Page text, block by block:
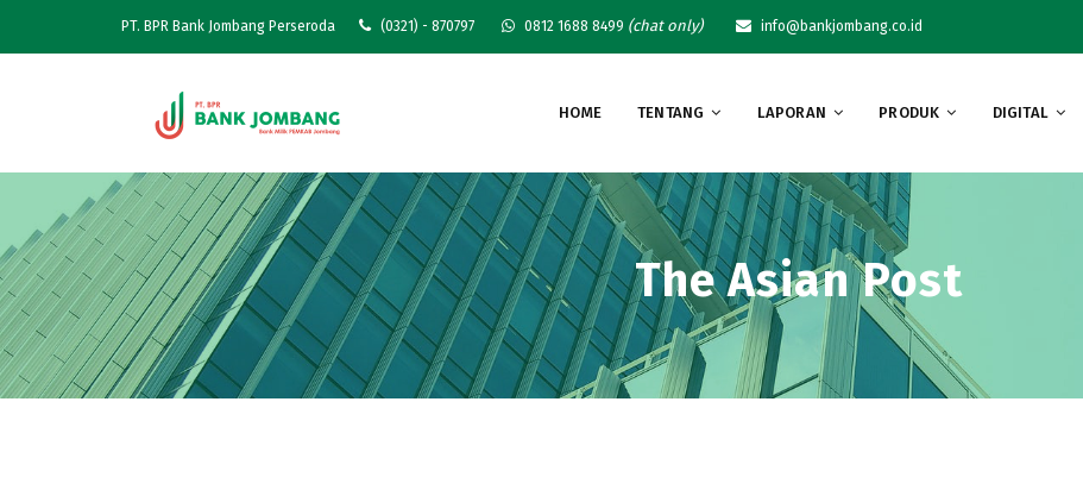
PT. BPR Bank Jombang Perseroda (0321) - 870797 0812 1688 8499 (chat only) info@bankjombang.co.id
HOME TENTANG LAPORAN PRODUK DIGITAL
The Asian Post